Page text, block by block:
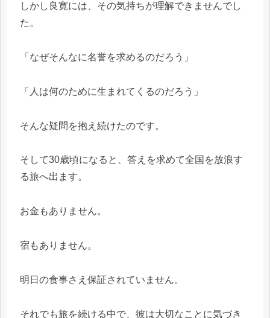
しかし良寛には、その気持ちが理解できませんでし
た。
「なぜそんなに名誉を求めるのだろう」
「人は何のために生まれてくるのだろう」
そんな疑問を抱え続けたのです。
そして30歳頃になると、答えを求めて全国を放浪す
る旅へ出ます。
お金もありません。
宿もありません。
明日の食事さえ保証されていません。
それでも旅を続ける中で、彼は大切なことに気づき